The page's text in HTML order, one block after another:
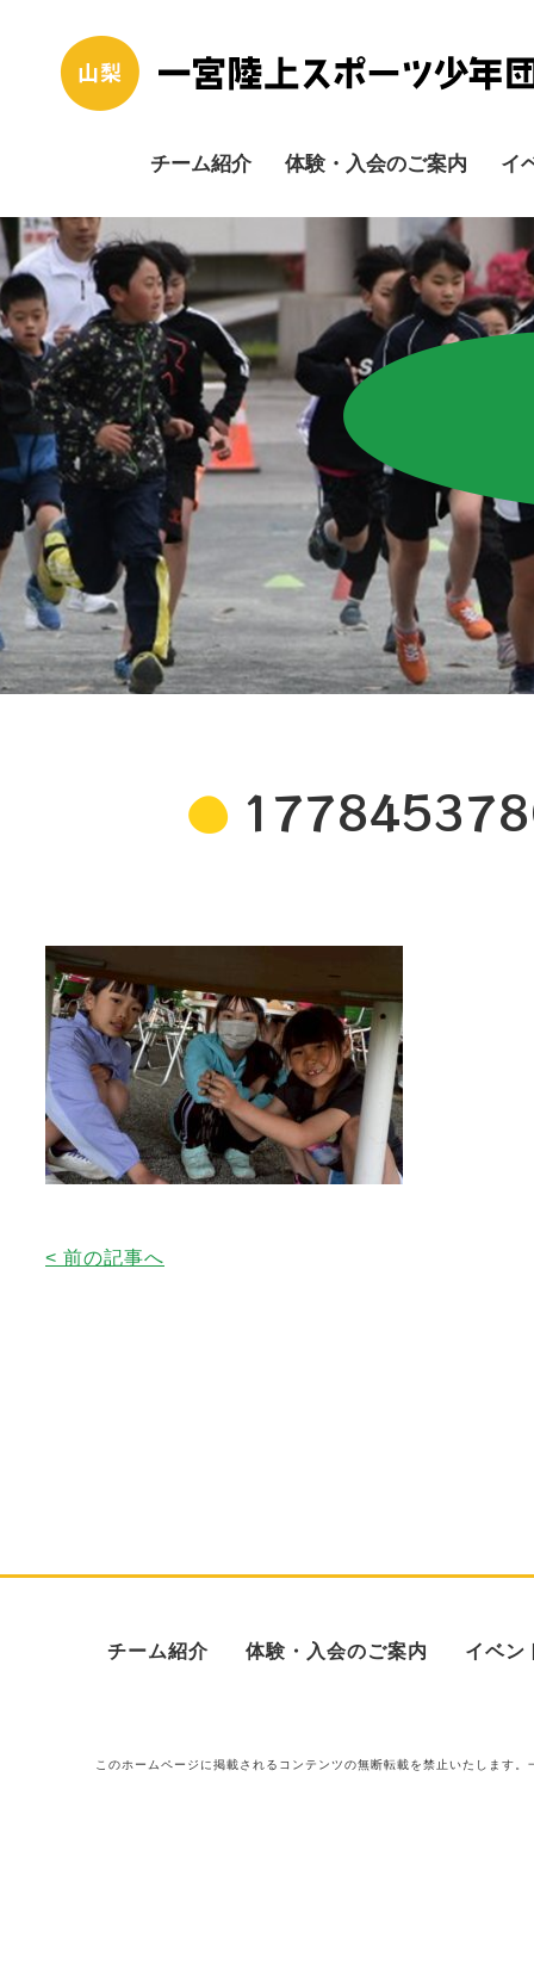
チーム紹介 体験・入会のご案内 イ
< 前の記事へ
チーム紹介 体験・入会のご案内 イベン
このホームページに掲載されるコンテンツの無断転載を禁止いたします。